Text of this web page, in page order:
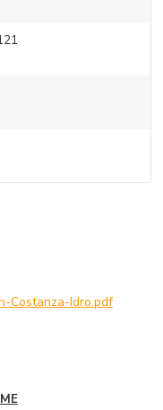
Costanza-Idro.pdf